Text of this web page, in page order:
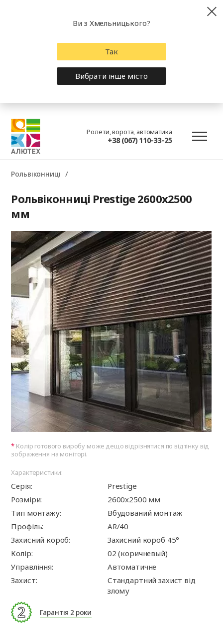
Ролети, ворота, автоматика
+38 (067) 110-33-25
Рольвіконниці
Рольвіконниці Prestige 2600x2500
мм
Колір готового виробу може дещо відрізнятися по відтінку від
зображення на моніторі.
Характеристики:
Серія:
Prestige
Розміри:
2600x2500 мм
Тип монтажу:
Вбудований монтаж
Профіль:
AR/40
Захисний короб:
Захисний короб 45°
Колір:
02 (коричневый)
Управління:
Автоматичне
Захист:
Стандартний захист від
злому
Гарантія 2 роки
Ви з Хмельницького?
Так
Вибрати інше місто